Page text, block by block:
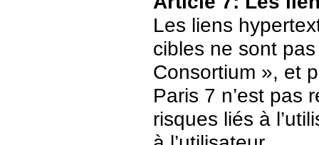
Les liens
cibles ne sont
Consortium », et
Paris 7 n’est pas
risques liés à